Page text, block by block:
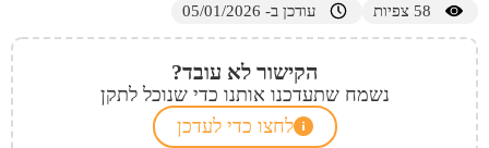
58 צפיות עודכן ב- 05/01/2026
הקישור לא עובד?
נשמח שתעדכנו אותנו כדי שנוכל לתקן
לחצו כדי לעדכן